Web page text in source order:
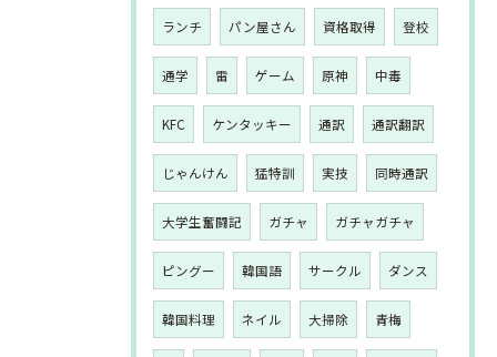
ランチ パン屋さん 資格取得 登校
通学 雷 ゲーム 原神 中毒
KFC ケンタッキー 通訳 通訳翻訳
じゃんけん 猛特訓 実技 同時通訳
大学生奮闘記 ガチャ ガチャガチャ
ピングー 韓国語 サークル ダンス
韓国料理 ネイル 大掃除 青梅